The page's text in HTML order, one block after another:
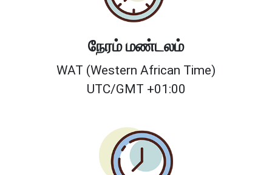
நேரம் மண்டலம்
WAT (Western African Time)
UTC/GMT +01:00